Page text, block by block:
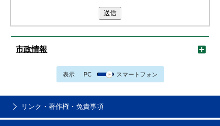
送信
市政情報
表示 PC スマートフォン
リンク・著作権・免責事項